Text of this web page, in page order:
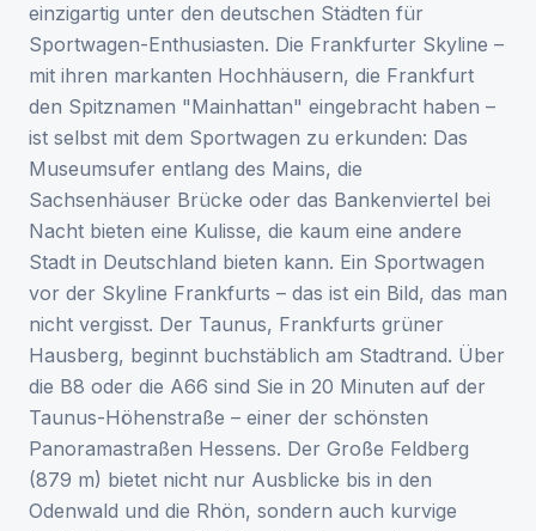
einzigartig unter den deutschen Städten für
Sportwagen-Enthusiasten. Die Frankfurter Skyline –
mit ihren markanten Hochhäusern, die Frankfurt
den Spitznamen "Mainhattan" eingebracht haben –
ist selbst mit dem Sportwagen zu erkunden: Das
Museumsufer entlang des Mains, die
Sachsenhäuser Brücke oder das Bankenviertel bei
Nacht bieten eine Kulisse, die kaum eine andere
Stadt in Deutschland bieten kann. Ein Sportwagen
vor der Skyline Frankfurts – das ist ein Bild, das man
nicht vergisst. Der Taunus, Frankfurts grüner
Hausberg, beginnt buchstäblich am Stadtrand. Über
die B8 oder die A66 sind Sie in 20 Minuten auf der
Taunus-Höhenstraße – einer der schönsten
Panoramastraßen Hessens. Der Große Feldberg
(879 m) bietet nicht nur Ausblicke bis in den
Odenwald und die Rhön, sondern auch kurvige